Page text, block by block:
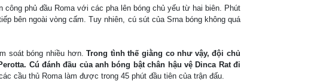
phủ đầu Roma với các pha lên bóng chủ yếu từ hai biên. Phút
bên ngoài vòng cấm. Tuy nhiên, cú sút của Srna bóng không quá
soát bóng nhiều hơn.Trong tình thế giằng co như vậy, đội chủ
Cú đánh đầu của anh bóng bật chân hậu vệ Dinca Rat đi
cầu thủ Roma làm được trong 45 phút đầu tiên của trận đấu.